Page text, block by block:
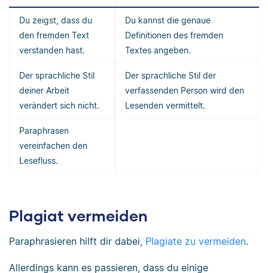
Du zeigst, dass du
den fremden Text
verstanden hast.
Du kannst die genaue
Definitionen des fremden
Textes angeben.
Der sprachliche Stil
deiner Arbeit
verändert sich nicht.
Der sprachliche Stil der
verfassenden Person wird den
Lesenden vermittelt.
Paraphrasen
vereinfachen den
Lesefluss.
Plagiat vermeiden
Paraphrasieren hilft dir dabei, Plagiate zu vermeiden.
Allerdings kann es passieren, dass du einige